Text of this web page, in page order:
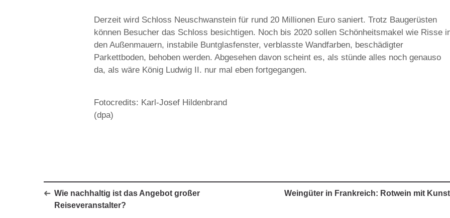
Derzeit wird Schloss Neuschwanstein für rund 20 Millionen Euro saniert. Trotz Baugerüsten
können Besucher das Schloss besichtigen. Noch bis 2020 sollen Schönheitsmakel wie Risse
den Außenmauern, instabile Buntglasfenster, verblasste Wandfarben, beschädigter
Parkettboden, behoben werden. Abgesehen davon scheint es, als stünde alles noch genauso
da, als wäre König Ludwig II. nur mal eben fortgegangen.
Fotocredits: Karl-Josef Hildenbrand
(dpa)
Wie nachhaltig ist das Angebot großer
Reiseveranstalter?
Weingüter in Frankreich: Rotwein mit